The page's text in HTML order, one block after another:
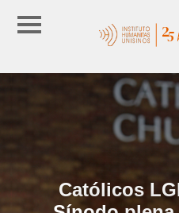
Católicos